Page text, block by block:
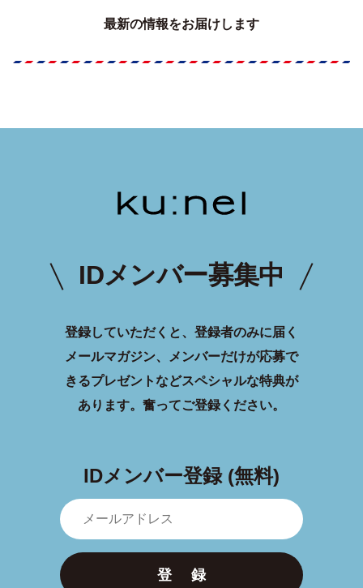
最新の情報をお届けします
IDメンバー募集中
登録していただくと、登録者のみに届く
メールマガジン、メンバーだけが応募で
きるプレゼントなどスペシャルな特典が
あります。 奮ってご登録ください。
IDメンバー登録 (無料)
登 録